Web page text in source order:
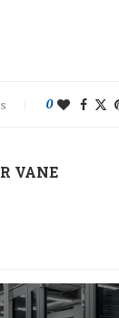
0
VANE